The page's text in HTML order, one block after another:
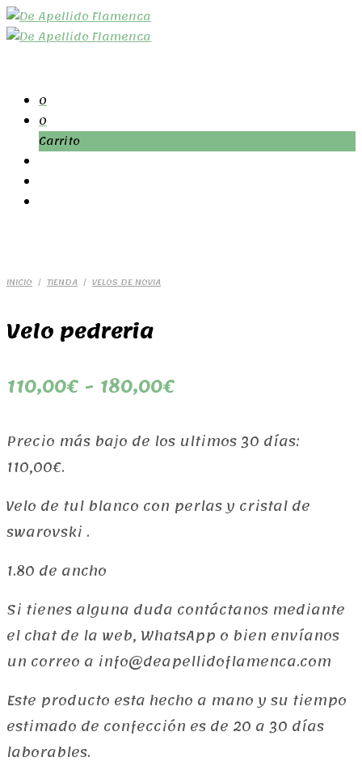
0
0
Carrito
INICIO / TIENDA / VELOS DE NOVIA
Velo pedreria
110,00€ - 180,00€
precios:
desde
180,00€
Precio más bajo de los ultimos 30 días:
110,00€.
Velo de tul blanco con perlas y cristal de
swarovski .
1.80 de ancho
Si tienes alguna duda contáctanos mediante
el chat de la web, WhatsApp o bien envíanos
un correo a info@deapellidoflamenca.com
Este producto esta hecho a mano y su tiempo
estimado de confección es de 20 a 30 días
laborables.